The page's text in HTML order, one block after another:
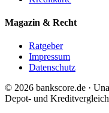
Magazin & Recht
Ratgeber
Impressum
Datenschutz
© 2026 bankscore.de ·
Depot- und